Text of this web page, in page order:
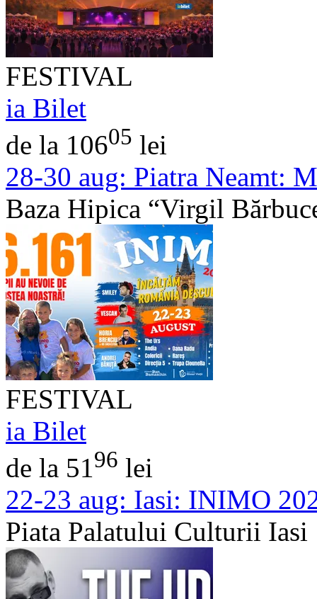
FESTIVAL
ia Bilet
de la 10605 lei
28-30 aug: Piatra Neamt:
Baza Hipica “Virgil
FESTIVAL
ia Bilet
de la 5196 lei
22-23 aug: Iasi: INIMO
Piata Palatului Culturii Iasi